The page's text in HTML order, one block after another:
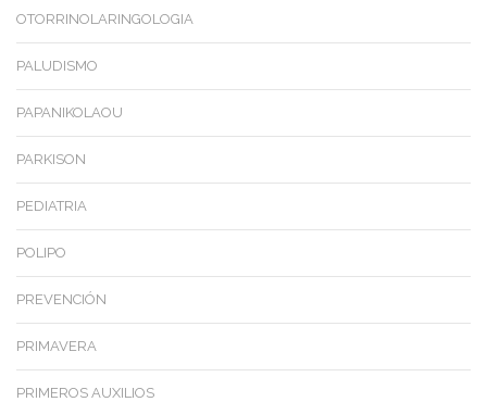
OTORRINOLARINGOLOGIA
PALUDISMO
PAPANIKOLAOU
PARKISON
PEDIATRIA
POLIPO
PREVENCIÓN
PRIMAVERA
PRIMEROS AUXILIOS